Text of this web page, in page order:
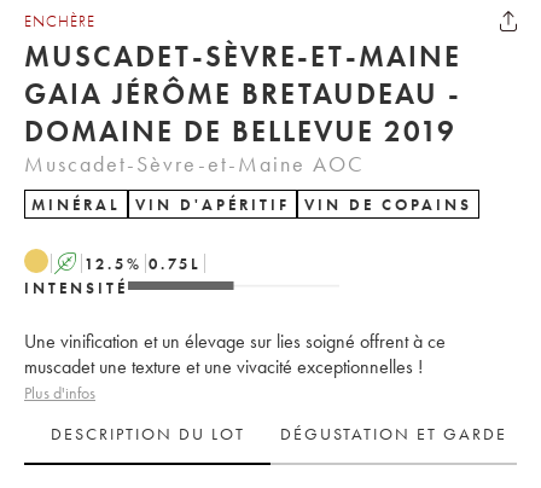
ENCHÈRE
MUSCADET-SÈVRE-ET-MAINE
GAIA JÉRÔME BRETAUDEAU -
DOMAINE DE BELLEVUE 2019
Muscadet-Sèvre-et-Maine AOC
MINÉRAL VIN D'APÉRITIF VIN DE COPAINS
A 12.5% 0.75 L
INTENSITÉ
Une vinification et un élevage sur lies soigné offrent à ce
muscadet une texture et une vivacité exceptionnelles !
Plus d'infos
DESCRIPTION DU LOT
DÉGUSTATION ET GARDE